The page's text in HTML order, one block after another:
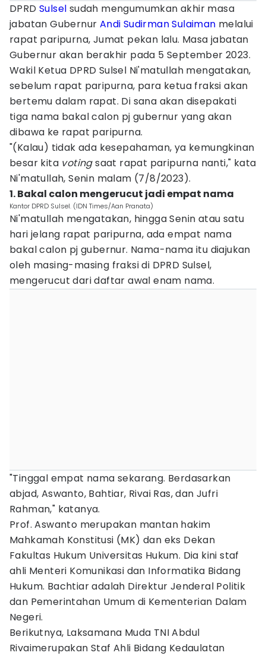
DPRD Sulsel sudah mengumumkan akhir masa
jabatan Gubernur Andi Sudirman Sulaiman melalui
rapat paripurna, Jumat pekan lalu. Masa jabatan
Gubernur akan berakhir pada 5 September 2023.
Wakil Ketua DPRD Sulsel Ni'matullah mengatakan,
sebelum rapat paripurna, para ketua fraksi akan
bertemu dalam rapat. Di sana akan disepakati
tiga nama bakal calon pj gubernur yang akan
dibawa ke rapat paripurna.
"(Kalau) tidak ada kesepahaman, ya kemungkinan
besar kita votingsaat rapat paripurna nanti," kata
Ni'matullah, Senin malam (7/8/2023).
1. Bakal calon mengerucut jadi empat nama
Kantor DPRD Sulsel. (IDN Times/Aan Pranata)
Ni'matullah mengatakan, hingga Senin atau satu
hari jelang rapat paripurna, ada empat nama
bakal calon pj gubernur. Nama-nama itu diajukan
oleh masing-masing fraksi di DPRD Sulsel,
mengerucut dari daftar awal enam nama.
"Tinggal empat nama sekarang. Berdasarkan
abjad, Aswanto, Bahtiar, Rivai Ras, dan Jufri
Rahman," katanya.
Prof. Aswanto merupakan mantan hakim
Mahkamah Konstitusi (MK) dan eks Dekan
Fakultas Hukum Universitas Hukum. Dia kini staf
ahli Menteri Komunikasi dan Informatika Bidang
Hukum. Bachtiar adalah Direktur Jenderal Politik
dan Pemerintahan Umum di Kementerian Dalam
Negeri.
Berikutnya, Laksamana Muda TNI Abdul
Rivaimerupakan Staf Ahli Bidang Kedaulatan